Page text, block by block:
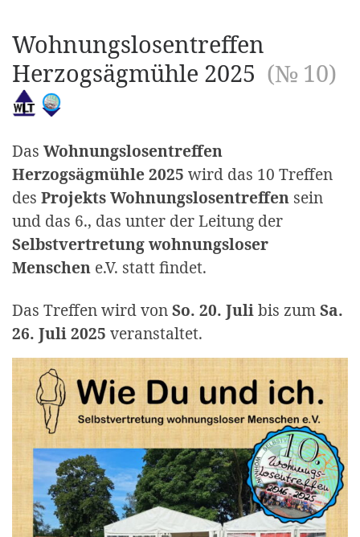
Wohnungslosentreffen
Herzogsägmühle 2025 (№ 10)
Das Wohnungslosentreffen
Herzogsägmühle 2025 wird das 10 Treffen
des Projekts Wohnungslosentreffen sein
und das 6., das unter der Leitung der
Selbstvertretung wohnungsloser
Menschen e.V. statt findet.
Das Treffen wird vonSo. 20. Julibis zumSa.
26. Juli 2025 veranstaltet.